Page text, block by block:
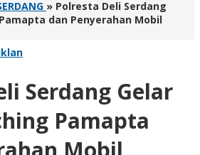
» Polresta Deli Serdang
dan Penyerahan Mobil
Serdang Gelar
Pamapta